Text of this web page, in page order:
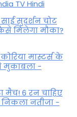
TV Hindi
साई सुदर्शन चोट
म‍िलेगा मौका?
मास्टर्स के
मुकाबला -
मैच! 6 रन चाहिए
नतीजा -